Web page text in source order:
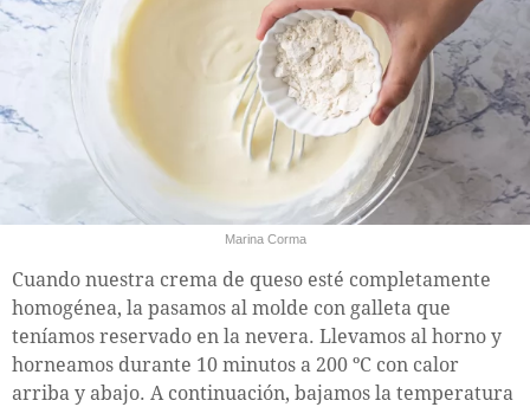
Marina Corma
Cuando nuestra crema de queso esté completamente
homogénea, la pasamos al molde con galleta que
teníamos reservado en la nevera. Llevamos al horno y
horneamos durante 10 minutos a 200 ºC con calor
arriba y abajo. A continuación, bajamos la temperatura